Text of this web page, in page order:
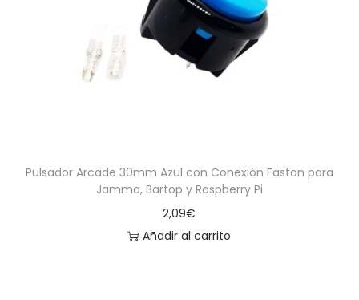
Pulsador Arcade 30mm Azul con Conexión Faston para
Jamma, Bartop y Raspberry Pi
2,09€
Añadir al carrito